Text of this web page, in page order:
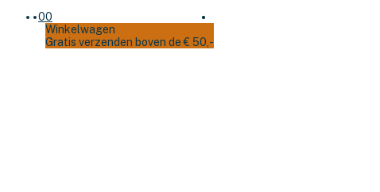
00
Winkelwagen
Gratis verzenden boven de € 50,-